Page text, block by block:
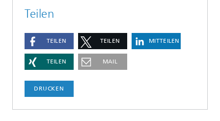
Teilen
TEILEN TEILEN MITTEILEN
TEILEN MAIL
DRUCKEN